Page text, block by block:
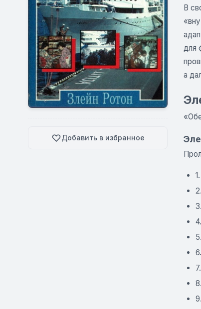
Добавить в избранное
В
для
а